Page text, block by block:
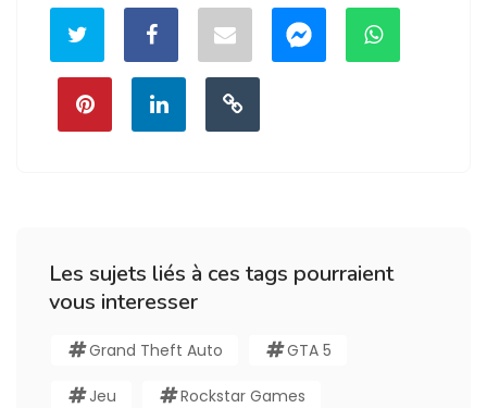
Les sujets liés à ces tags pourraient
vous interesser
Grand Theft Auto GTA 5
Jeu Rockstar Games